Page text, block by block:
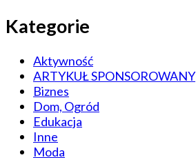
Kategorie
Aktywność
ARTYKUŁ SPONSOROWANY
Biznes
Dom, Ogród
Edukacja
Inne
Moda